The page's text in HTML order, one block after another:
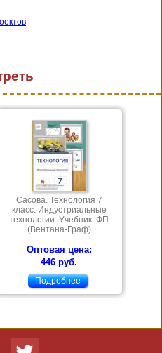
Сасова. Технология 7
класс. Индустриальные
технологии. Учебник. ФП
(Вентана-Граф)
Оптовая цена:
446 руб.
Подробнее